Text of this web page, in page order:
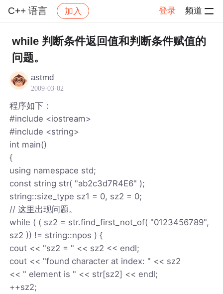
C++ 语言 加入 登录 频道
社区 C++ 语言 帖子详情
while 判断条件返回值和判断条件赋值的
问题。
astmd
2009-03-02
程序如下：
#include <iostream>
#include <string>
int main()
{
using namespace std;
const string str( "ab2c3d7R4E6" );
string::size_type sz1 = 0, sz2 = 0;
// 这里出现问题。
while ( ( sz2 = str.find_first_not_of( "0123456789",
sz2 )) != string::npos ) {
cout << "sz2 = " << sz2 << endl;
cout << "found character at index: " << sz2
<< " element is " << str[sz2] << endl;
++sz2;